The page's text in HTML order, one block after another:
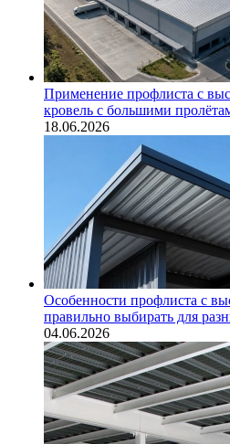
Применение профлиста с
кровель с большими
18.06.2026
Особенности профлиста с
правильно выбирать для
04.06.2026